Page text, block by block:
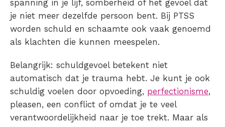
spanning in je lijf, somberheid of het gevoel dat
je niet meer dezelfde persoon bent. Bij PTSS
worden schuld en schaamte ook vaak genoemd
als klachten die kunnen meespelen.
Belangrijk: schuldgevoel betekent niet
automatisch dat je trauma hebt. Je kunt je ook
schuldig voelen door opvoeding, perfectionisme,
pleasen, een conflict of omdat je te veel
verantwoordelijkheid naar je toe trekt. Maar als